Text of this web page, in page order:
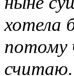
хотела
потому